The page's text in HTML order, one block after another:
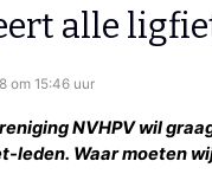
RSS
alle
om 15:46 uur
NVHPV wil
leden. Waar moeten